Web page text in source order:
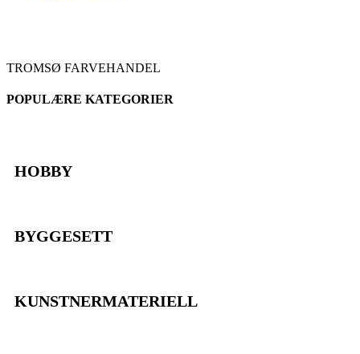
TROMSØ FARVEHANDEL
POPULÆRE KATEGORIER
HOBBY
BYGGESETT
KUNSTNERMATERIELL